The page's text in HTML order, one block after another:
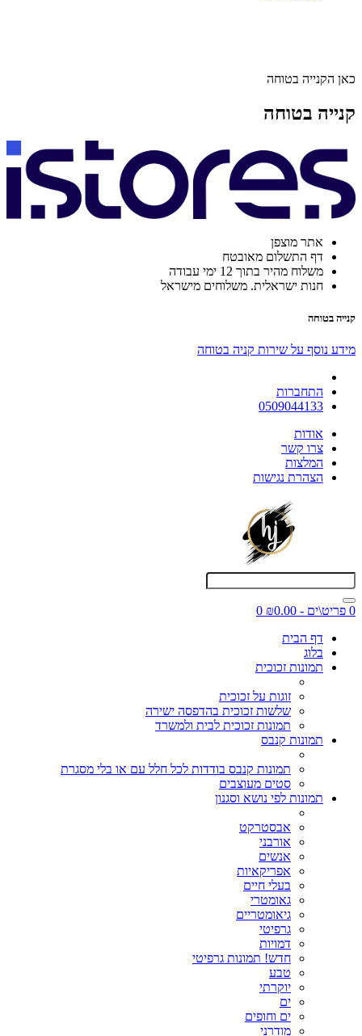
כאן הקנייה בטוחה
קנייה בטוחה
אתר מוצפן
דף התשלום מאובטח
משלוח מהיר בתוך 12 ימי עבודה
חנות ישראלית. משלוחים מישראל
קנייה בטוחה
מידע נוסף על שירות קניה בטוחה
התחברות
0509044133
אודות
צרו קשר
המלצות
הצהרת נגישות
0 פריט\ים - ₪0.00
0
דף הבית
בלוג
תמונות זכוכית
זוגות על זכוכית
שלשות זכוכית בהדפסה ישירה
תמונות זכוכית לבית ולמשרד
תמונות קנבס
תמונות קנבס בודדות לכל חלל עם או בלי מסגרת
סטים מעוצבים
תמונות לפי נושא וסגנון
אבסטרקט
אורבני
אנשים
אפריקאיות
בעלי חיים
גאומטרי
גיאומטריים
גרפיטי
דמויות
חדש! תמונות גרפיטי
טבע
יוקרתי
ים
ים וחופים
מודרני